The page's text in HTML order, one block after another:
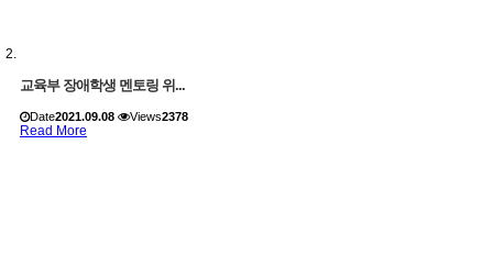
교육부 장애학생 멘토링 위...
Date2021.09.08 Views2378
Read More